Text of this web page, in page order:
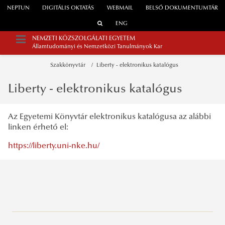
WEBMAIL
NEPTUN DIGITÁLIS OKTATÁS BELSŐ DOKUMENTUMTÁR
ENG
NEMZETI KÖZSZOLGÁLATI EGYETEM
Államtudományi és Nemzetközi Tanulmányok Kar
Szakkönyvtár Liberty - elektronikus katalógus
Liberty - elektronikus katalógus
Az Egyetemi Könyvtár elektronikus katalógusa az alábbi
linken érhető el:
https://liberty.uni-nke.hu/